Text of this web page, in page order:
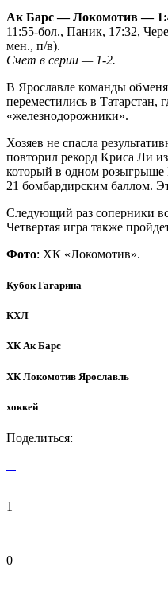
Ак Барс — Локомотив —
11:55-бол., Паник, 17:32,
мен., п/в).
Счет в серии — 1-2.
В Ярославле команды
переместились в Татарстан,
«железнодорожники».
Хозяев не спасла
повторил рекорд Криса Ли
который в одном розыгрыше
21 бомбардирским баллом.
Следующий раз соперники
Четвертая игра также
Фото: ХК «Локомотив».
Кубок Гагарина
КХЛ
ХК Ак Барс
ХК Локомотив Ярославль
хоккей
Поделиться:
1
0